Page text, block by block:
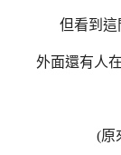
但看到這
外面還有人
(原